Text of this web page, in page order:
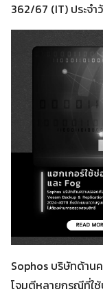
362/67 (IT) ประจำ
Sophos บริษัทด้าน
โจมตีหลายกรณีที่ใช้